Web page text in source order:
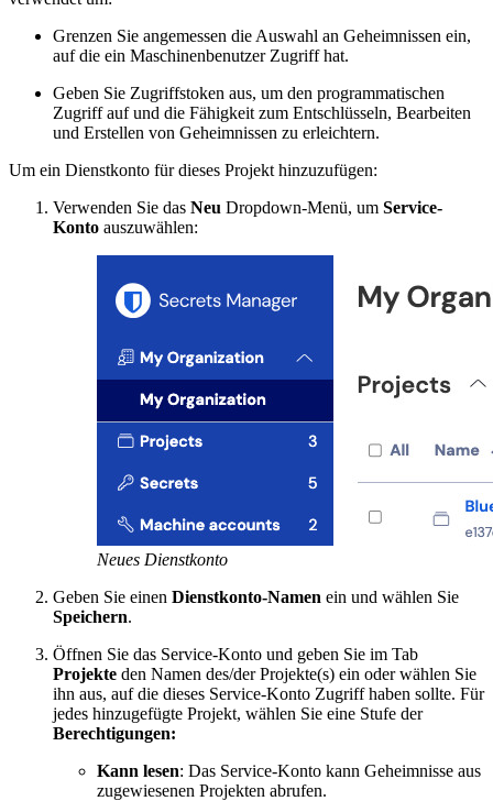
Grenzen Sie angemessen die Auswahl an Geheimnissen ein,
auf die ein Maschinenbenutzer Zugriff hat.
Geben Sie Zugriffstoken aus, um den programmatischen
Zugriff auf und die Fähigkeit zum Entschlüsseln, Bearbeiten
und Erstellen von Geheimnissen zu erleichtern.
Um ein Dienstkonto für dieses Projekt hinzuzufügen:
Verwenden Sie das Neu Dropdown-Menü, um Service-
Konto auszuwählen:
Neues Dienstkonto
Geben Sie einen Dienstkonto-Namen ein und wählen Sie
Speichern.
Öffnen Sie das Service-Konto und geben Sie im Tab
Projekte den Namen des/der Projekte(s) ein oder wählen Sie
ihn aus, auf die dieses Service-Konto Zugriff haben sollte. Für
jedes hinzugefügte Projekt, wählen Sie eine Stufe der
Berechtigungen:
Kann lesen: Das Service-Konto kann Geheimnisse aus
zugewiesenen Projekten abrufen.